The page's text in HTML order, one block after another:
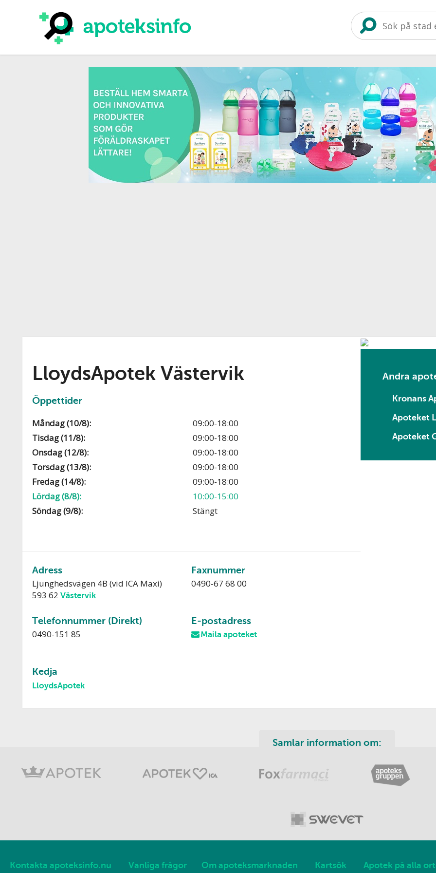
LloydsApotek Västervik
Öppettider
Måndag (10/8):
09:00-18:00
Tisdag (11/8):
09:00-18:00
Onsdag (12/8):
09:00-18:00
Torsdag (13/8):
09:00-18:00
Fredag (14/8):
09:00-18:00
Lördag (8/8):
10:00-15:00
Söndag (9/8):
Stängt
Adress
Ljunghedsvägen 4B (vid ICA Maxi)
593 62Västervik
Faxnummer
0490-67 68 00
Telefonnummer (Direkt)
0490-151 85
E-postadress
Maila apoteket
Kedja
LloydsApotek
Andra
Kronans
Apoteket
Apoteket
Samlar information om:
Kontakta apoteksinfo.nu Vanliga frågor Om apoteksmarknaden Kartsök Apotek på alla